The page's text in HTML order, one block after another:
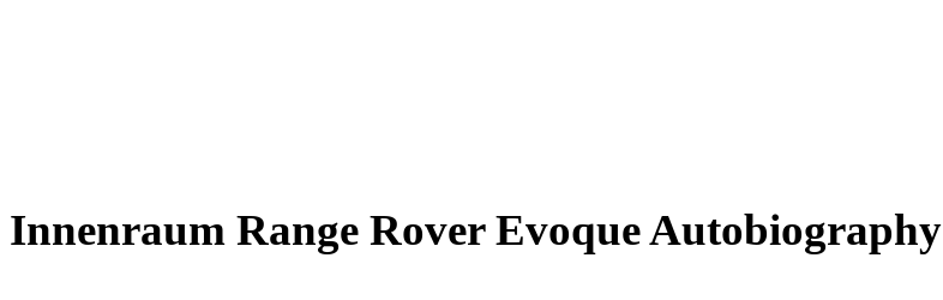
Innenraum Range Rover Evoque Autobiography